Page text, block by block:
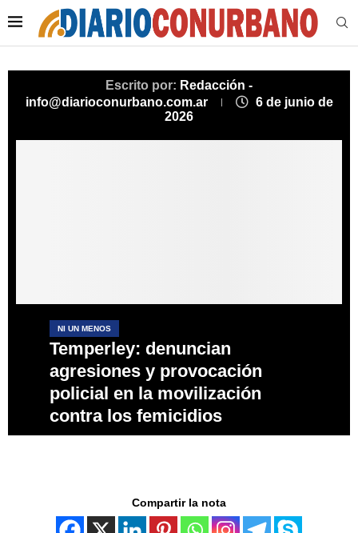
Escrito por: Redacción -
info@diarioconurbano.com.ar
6 de junio de
2026
NI UN MENOS
Temperley: denuncian
agresiones y provocación
policial en la movilización
contra los femicidios
Compartir la nota